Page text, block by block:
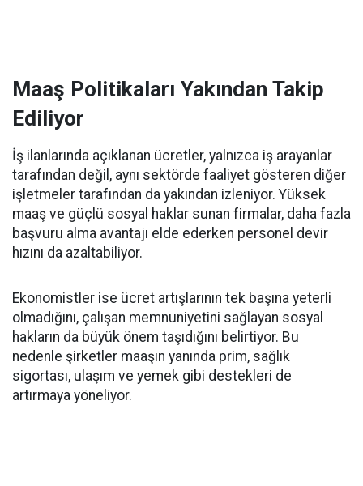
Maaş Politikaları Yakından Takip
Ediliyor
İş ilanlarında açıklanan ücretler, yalnızca iş arayanlar
tarafından değil, aynı sektörde faaliyet gösteren diğer
işletmeler tarafından da yakından izleniyor. Yüksek
maaş ve güçlü sosyal haklar sunan firmalar, daha fazla
başvuru alma avantajı elde ederken personel devir
hızını da azaltabiliyor.
Ekonomistler ise ücret artışlarının tek başına yeterli
olmadığını, çalışan memnuniyetini sağlayan sosyal
hakların da büyük önem taşıdığını belirtiyor. Bu
nedenle şirketler maaşın yanında prim, sağlık
sigortası, ulaşım ve yemek gibi destekleri de
artırmaya yöneliyor.